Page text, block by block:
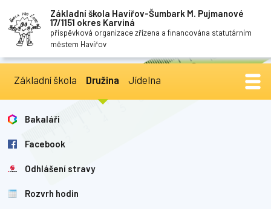
Základní škola Havířov-Šumbark M. Pujmanové
17/1151 okres Karviná
příspěvková organizace zřízena a financována statutárním
městem Havířov
Základní škola Družina Jídelna
Bakaláři
Facebook
Odhlášení stravy
Rozvrh hodin